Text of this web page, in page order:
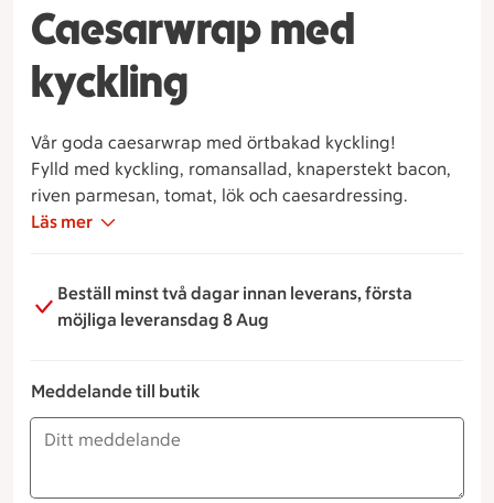
Caesarwrap med
kyckling
Vår goda caesarwrap med örtbakad kyckling!
Fylld med kyckling, romansallad, knaperstekt bacon,
riven parmesan, tomat, lök och caesardressing.
Läs mer
Beställ minst två dagar innan leverans, första
möjliga leveransdag 8 Aug
Meddelande till butik